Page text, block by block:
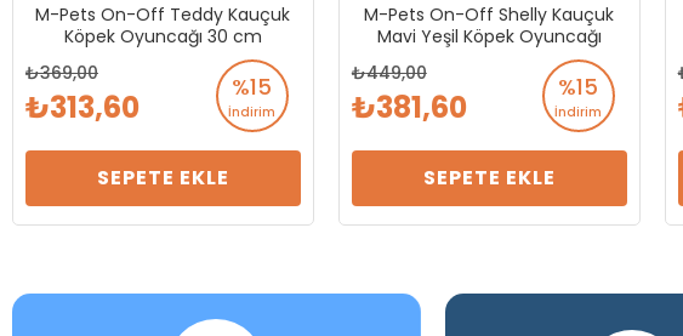
M-Pets On-Off Teddy Kauçuk
Köpek Oyuncağı 30 cm
%15
İndirim
369,00
313,60
SEPETE EKLE
M-Pets On-Off Shelly Kauçuk
Mavi Yeşil Köpek Oyuncağı
%15
İndirim
449,00
381,60
SEPETE EKLE